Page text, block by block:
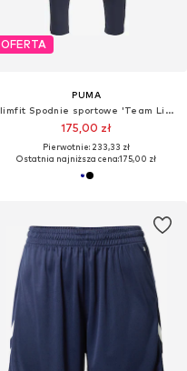
OFERTA
PUMA
Slimfit Spodnie sportowe 'Team Liga'
175,00 zł
Pierwotnie: 233,33 zł
Ostatnia najniższa cena:175,00 zł